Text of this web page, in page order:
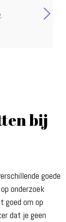
bij
goede
onderzoek
goed om op
dat je geen